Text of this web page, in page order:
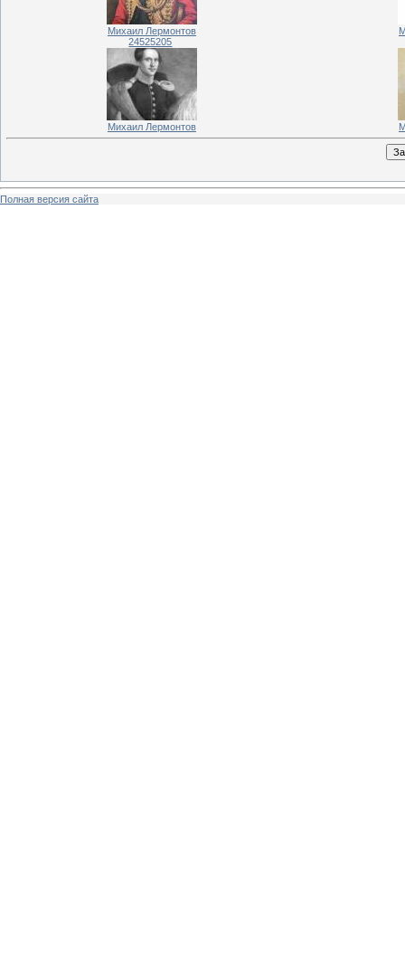
Михаил Лермонтов
24525205
Михаил Лермонтов
Полная версия сайта